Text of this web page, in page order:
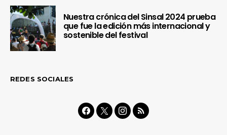
Nuestra crónica del Sinsal 2024 prueba
que fue la edición más internacional y
sostenible del festival
REDES SOCIALES